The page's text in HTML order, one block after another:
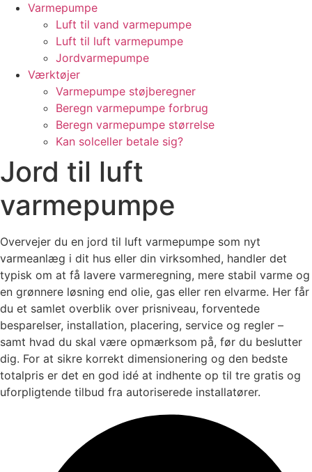
Varmepumpe
Luft til vand varmepumpe
Luft til luft varmepumpe
Jordvarmepumpe
Værktøjer
Varmepumpe støjberegner
Beregn varmepumpe forbrug
Beregn varmepumpe størrelse
Kan solceller betale sig?
Jord til luft
varmepumpe
Overvejer du en jord til luft varmepumpe som nyt
varmeanlæg i dit hus eller din virksomhed, handler det
typisk om at få lavere varmeregning, mere stabil varme og
en grønnere løsning end olie, gas eller ren elvarme. Her får
du et samlet overblik over prisniveau, forventede
besparelser, installation, placering, service og regler –
samt hvad du skal være opmærksom på, før du beslutter
dig. For at sikre korrekt dimensionering og den bedste
totalpris er det en god idé at indhente op til tre gratis og
uforpligtende tilbud fra autoriserede installatører.